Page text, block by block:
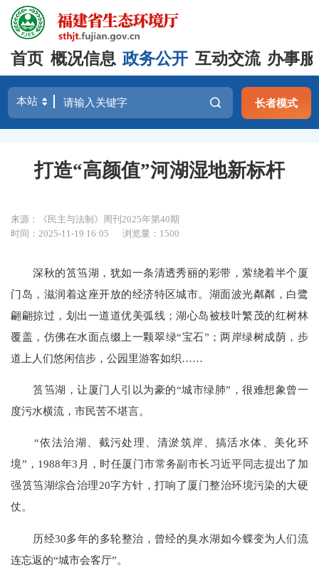
首页 概况信息 政务公开 互动交流 办事
长者模式
打造“高颜值”河湖湿地新标杆
来源：《民主与法制》周刊2025年第40期
时间：2025-11-19 16:05
浏览量：1500
深秋的筼筜湖，犹如一条清透秀丽的彩带，萦绕着半个厦
门岛，滋润着这座开放的经济特区城市。湖面波光粼粼，白鹭
翩翩掠过，划出一道道优美弧线；湖心岛被枝叶繁茂的红树林
覆盖，仿佛在水面点缀上一颗翠绿“宝石”；两岸绿树成荫，步
道上人们悠闲信步，公园里游客如织……
筼筜湖，让厦门人引以为豪的“城市绿肺”，很难想象曾一
度污水横流，市民苦不堪言。
“依法治湖、截污处理、清淤筑岸、搞活水体、美化环
境”，1988年3月，时任厦门市常务副市长习近平同志提出了加
强筼筜湖综合治理20字方针，打响了厦门整治环境污染的大硬
仗。
历经30多年的多轮整治，曾经的臭水湖如今蝶变为人们流
连忘返的“城市会客厅”。